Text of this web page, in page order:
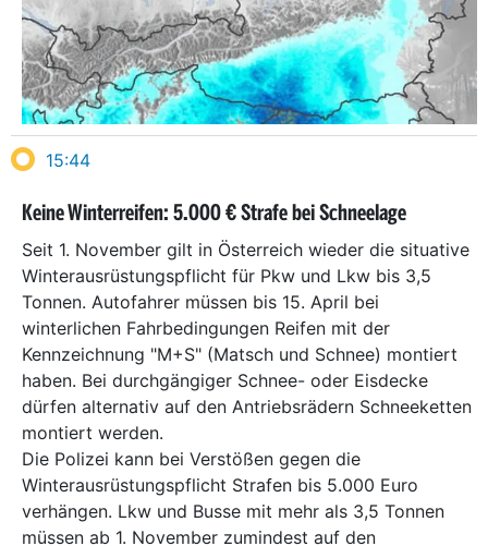
15:44
Keine Winterreifen: 5.000 € Strafe bei Schneelage
Seit 1. November gilt in Österreich wieder die situative
Winterausrüstungspflicht für Pkw und Lkw bis 3,5
Tonnen. Autofahrer müssen bis 15. April bei
winterlichen Fahrbedingungen Reifen mit der
Kennzeichnung "M+S" (Matsch und Schnee) montiert
haben. Bei durchgängiger Schnee- oder Eisdecke
dürfen alternativ auf den Antriebsrädern Schneeketten
montiert werden.
Die Polizei kann bei Verstößen gegen die
Winterausrüstungspflicht Strafen bis 5.000 Euro
verhängen. Lkw und Busse mit mehr als 3,5 Tonnen
müssen ab 1. November zumindest auf den